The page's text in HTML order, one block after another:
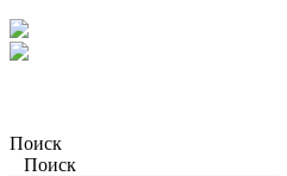
Поиск
Поиск